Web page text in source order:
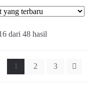
dari 48 hasil
terbaru
1 2 3